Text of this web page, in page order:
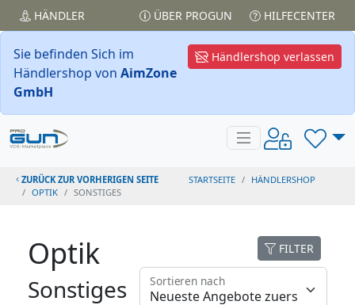
HÄNDLER ÜBER PROGUN HILFECENTER
Händlershop verlassen
Sie befinden Sich im
Händlershop von AimZone
GmbH
ZURÜCK ZUR VORHERIGEN SEITE STARTSEITE
HÄNDLERSHOP
OPTIK
SONSTIGES
Optik
Sonstiges
FILTER
Sortieren nach